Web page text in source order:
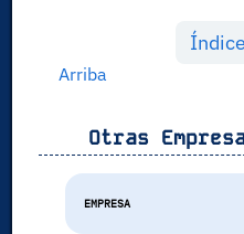
Arriba
Otras
EMPRESA